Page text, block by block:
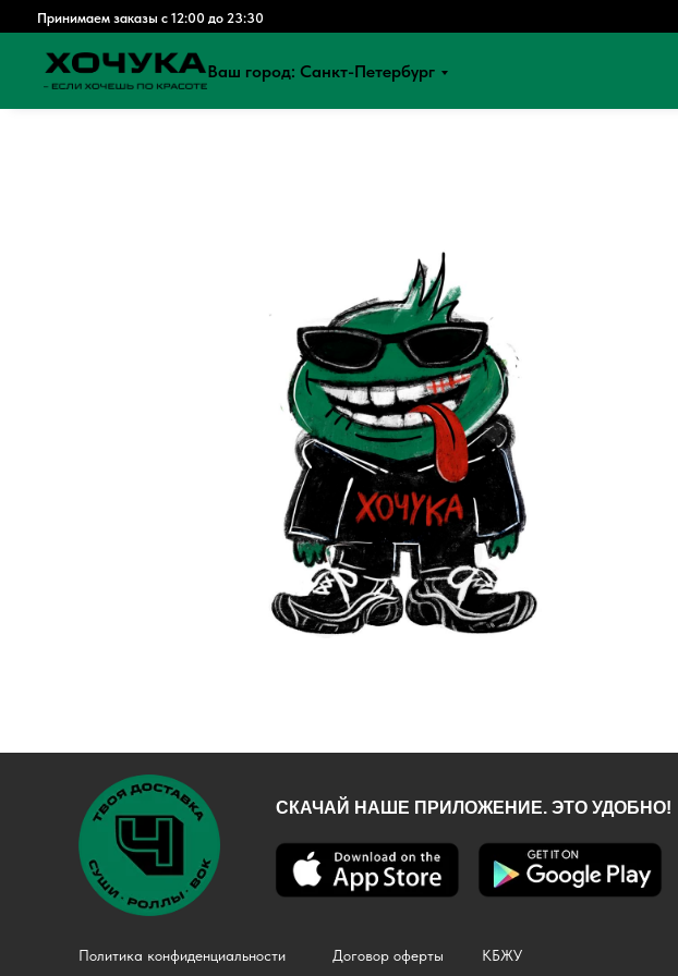
Принимаем заказы с 12:00 до 23:30
Ваш город: Санкт-Петербург
Политика конфиденциальности Договор оферты КБЖУ
СКАЧАЙ НАШЕ ПРИЛОЖЕНИЕ. ЭТО УДОБНО!